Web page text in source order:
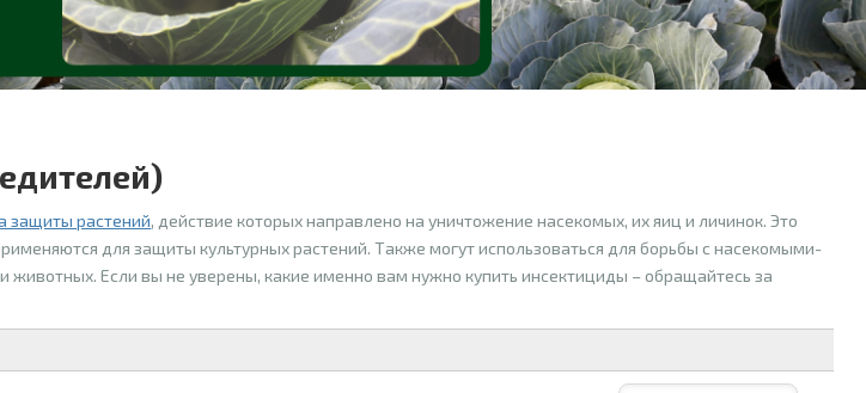
защиты растений, действие которых направлено на уничтожение насекомых, их яиц и личинок. Это
для защиты культурных растений. Также могут использоваться для борьбы с насекомыми-
животных. Если вы не уверены, какие именно вам нужно купить инсектициды – обращайтесь за